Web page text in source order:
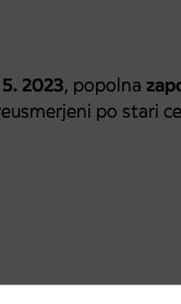
2023, popolna
po stari